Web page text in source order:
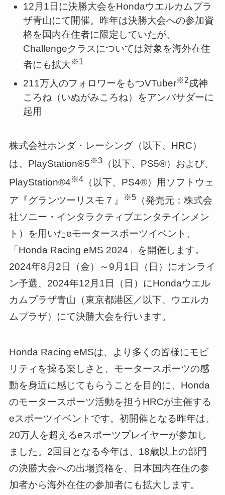
12月1日に決勝大会をHondaウエルカムプラ
ザ青山にて開催。昨年は決勝大会への参加資
格を国内在住者に限定していたが、
Challengeクラスについては対象を海外在住
者にも拡大※1
211万人のフォロワーをもつVTuber※2戌神
ころね（いぬがみころね）をアンバサダーに
起用
株式会社ホンダ・レーシング（以下、HRC）
は、PlayStation®5※3（以下、PS5®）および、
PlayStation®4※4（以下、PS4®）用ソフトウェ
ア『グランツーリスモ７』
※5（発売元：株式会
社ソニー・インタラクティブエンタテインメン
ト）を用いたeモータースポーツイベント、
「Honda Racing eMS 2024」を開催します。
2024年8月2日（金）～9月1日（日）にオンライ
ン予選、2024年12月1日（日）にHondaウエル
カムプラザ青山（東京都港区／以下、ウエルカ
ムプラザ）にて決勝大会を行います。
Honda Racing eMSは、より多くの皆様にモビ
リティを操る楽しさと、モータースポーツの感
動を身近に感じてもらうことを目的に、Honda
のモータースポーツ活動を担うHRCが主催する
eスポーツイベントです。初開催となる昨年は、
20万人を超えるeスポーツプレイヤーが参加し
ました。2回目となる今年は、18歳以上の部門
の決勝大会への出場資格を、日本国内在住の参
加者から海外在住の参加者にも拡大します。